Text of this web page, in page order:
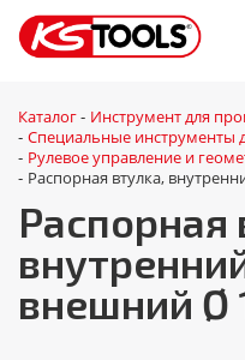
Каталог - Инструмент для
- Специальные инструменты
- Рулевое управление и
- Распорная втулка,
Распорная
внешний Ø